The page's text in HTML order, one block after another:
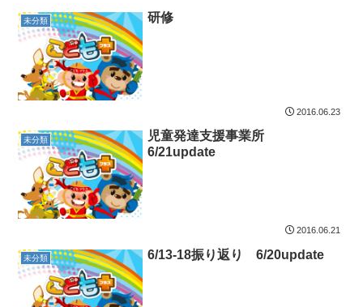
未分類 研修
2016.06.23
未分類
児童発達支援事業所
6/21update
2016.06.21
未分類 6/13-18振り返り 6/20update